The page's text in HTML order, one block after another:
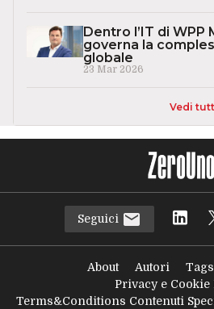
Dentro l’IT di WPP
governa la
globale
23 Mar 2026
Vedi
Seguici
About Autori Tags
Privacy e Cookie
Terms&Conditions Contenuti